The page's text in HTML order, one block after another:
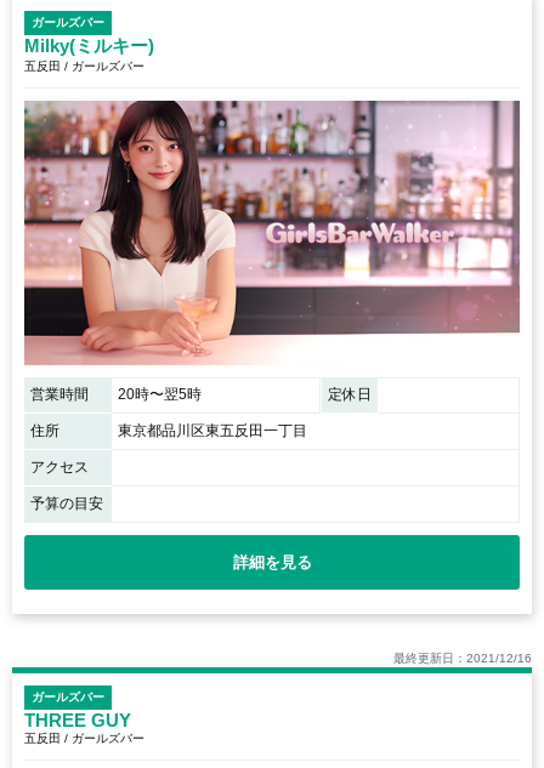
ガールズバー
Milky(ミルキー)
五反田 / ガールズバー
営業時間 20時〜翌5時 定休日
住所 東京都品川区東五反田一丁目
アクセス
予算の目安
詳細を見る
最終更新日：2021/12/16
ガールズバー
THREE GUY
五反田 / ガールズバー